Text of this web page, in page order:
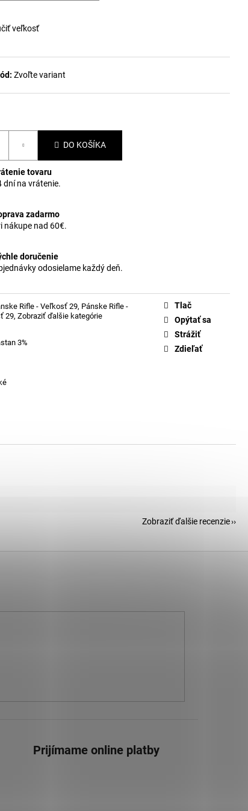
veľkosť
Zvoľte variant
DO KOŠÍKA
tovaru
dní na vrátenie.
zadarmo
nákupe nad 60€.
doručenie
odosielame každý deň.
Rifle - Veľkosť 29, Pánske Rifle -
29, Zobraziť ďalšie kategórie
3%
Tlač
Opýtať sa
Strážiť
Zdieľať
Zobraziť ďalšie recenzie
Prijímame online platby